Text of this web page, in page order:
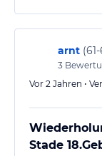
arnt (
3
Vor 2 Jahren •
Stade